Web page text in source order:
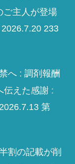
ご主人が登場
233
へ : 調剤報酬
伝えた感謝 :
第
割の記載が削